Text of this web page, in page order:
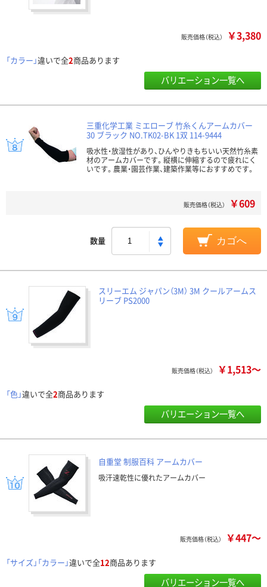
販売価格（税込） ￥3,380
「カラー」違いで全2商品あります
バリエーション一覧へ
三重化学工業 ミエローブ 竹糸くんアームカバー
30 ブラック NO.TK02-BK 1双 114-9444
吸水性・放湿性があり、ひんやりきもちいい天然竹糸素
材のアームカバーです。縦横に伸縮するので疲れにく
いです。農業・園芸作業、建築作業等におすすめです。
販売価格（税込） ￥609
数量 カゴへ
スリーエム ジャパン（3M） 3M クールアームス
リーブ PS2000
販売価格（税込） ￥1,513～
「色」違いで全2商品あります
バリエーション一覧へ
自重堂 制服百科 アームカバー
吸汗速乾性に優れたアームカバー
販売価格（税込） ￥447～
「サイズ」「カラー」違いで全12商品あります
バリエーション一覧へ